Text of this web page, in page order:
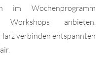
im Wochenprogramm
anbieten.
verbinden entspannten